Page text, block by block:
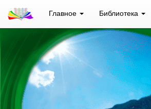
Главное Библиотека